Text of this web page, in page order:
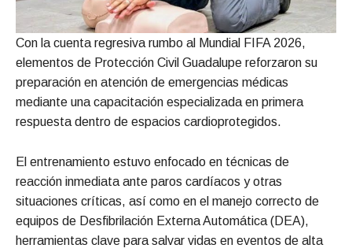
Con la cuenta regresiva rumbo al Mundial FIFA 2026,
elementos de Protección Civil Guadalupe reforzaron su
preparación en atención de emergencias médicas
mediante una capacitación especializada en primera
respuesta dentro de espacios cardioprotegidos.
El entrenamiento estuvo enfocado en técnicas de
reacción inmediata ante paros cardíacos y otras
situaciones críticas, así como en el manejo correcto de
equipos de Desfibrilación Externa Automática (DEA),
herramientas clave para salvar vidas en eventos de alta